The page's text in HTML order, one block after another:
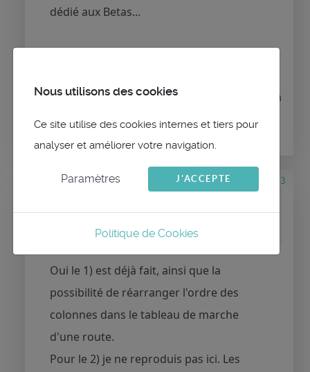
dédié aux Betas...
ConnexionouCréer un compte
pour participer à
la conversation.
il y a 4 mois 3 semaines
#3553
sur le sujet Beta versions
Oui le 1) est déjà fait, ainsi que la
possibilité de réarranger l'ordre des
colonnes dans le tableau de marche
d'une route.
Pour le 2) je ne reproduis pas ici. Les
Nous utilisons des cookies
Ce site utilise des cookies internes et tiers pour
analyser et améliorer votre navigation.
Paramètres J'ACCEPTE
Politique de Cookies